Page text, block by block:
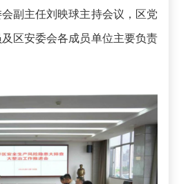
副主任刘映球主持会议，区党
区安委会各成员单位主要负责